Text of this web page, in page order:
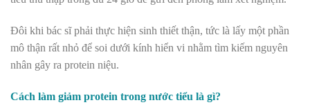
Đôi khi bác sĩ phải thực hiện sinh thiết thận, tức là lấy một phần
mô thận rất nhỏ để soi dưới kính hiển vi nhằm tìm kiếm nguyên
nhân gây ra protein niệu.
Cách làm giảm protein trong nước tiểu là gì?